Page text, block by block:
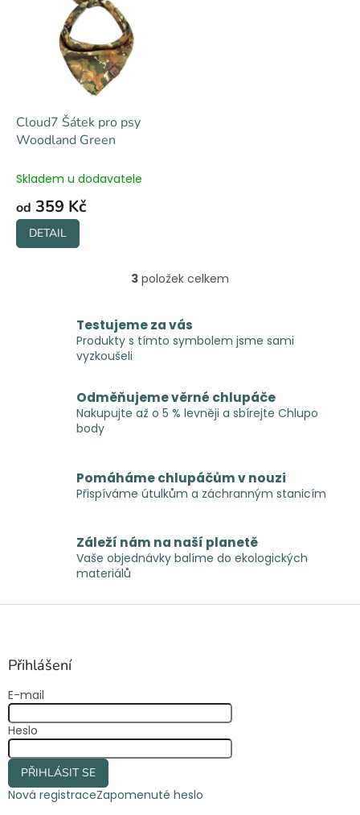
Cloud7 Šátek pro psy
Woodland Green
Skladem u dodavatele
od 359 Kč
DETAIL
O
l
á
d
í
p
r
v
ý
s
u
3 položek celkem
Testujeme za vás
Produkty s tímto symbolem jsme sami
vyzkoušeli
Odměňujeme věrné chlupáče
Nakupujte až o 5 % levněji a sbírejte Chlupo
body
Pomáháme chlupáčům v nouzi
Přispíváme útulkům a záchranným stanicím
Záleží nám na naší planetě
Vaše objednávky balíme do ekologických
materiálů
Z
Přihlášení
E-mail
Heslo
PŘIHLÁSIT SE
Nová registraceZapomenuté heslo